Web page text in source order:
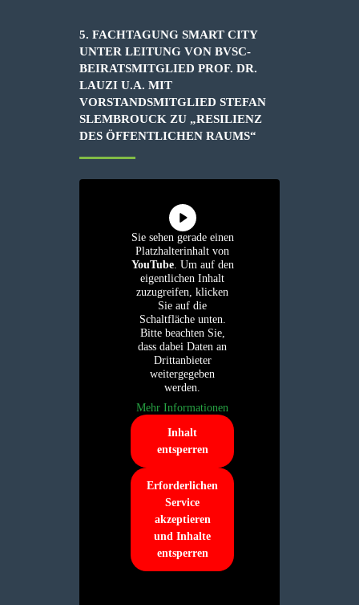
5. FACHTAGUNG SMART CITY
UNTER LEITUNG VON BVSC-
BEIRATSMITGLIED PROF. DR.
LAUZI U.A. MIT
VORSTANDSMITGLIED STEFAN
SLEMBROUCK ZU „RESILIENZ
DES ÖFFENTLICHEN RAUMS“
Sie sehen gerade einen
Platzhalterinhalt von
YouTube. Um auf den
eigentlichen Inhalt
zuzugreifen, klicken
Sie auf die
Schaltfläche unten.
Bitte beachten Sie,
dass dabei Daten an
Drittanbieter
weitergegeben
werden.
Mehr Informationen
Inhalt
entsperren
Erforderlichen
Service
akzeptieren
und Inhalte
entsperren